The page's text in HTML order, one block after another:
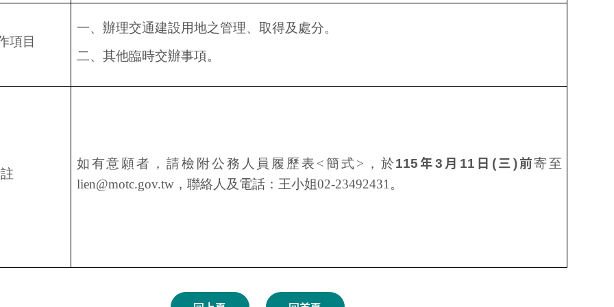
項目
一、辦理交通建設用地之管理、取得及處分。
二、其他臨時交辦事項。
如有意願者，請檢附公務人員履歷表<簡式>，於115年3月11日(三)前寄至
lien@motc.gov.tw，聯絡人及電話：王小姐02-23492431。